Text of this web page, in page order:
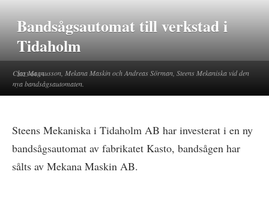
Clas Magnusson, Mekana Maskin och Andreas Sörman, Steens Mekaniska vid den
nya bandsågsautomaten.
Bandsågsautomat till verkstad i
Tidaholm
2023-04-14
Steens Mekaniska i Tidaholm AB har investerat i en ny
bandsågsautomat av fabrikatet Kasto, bandsågen har
sålts av Mekana Maskin AB.